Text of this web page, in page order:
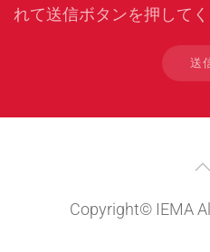
れて送信ボタンを押してく
Copyright© IEMA